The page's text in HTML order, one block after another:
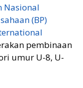
Nasional
(BP)
pembinaan
umur U-8, U-